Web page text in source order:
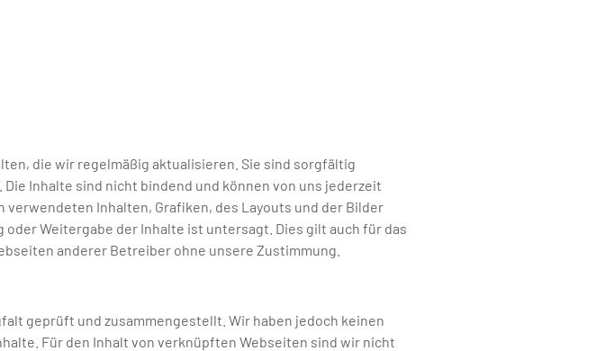
die wir regelmäßig aktualisieren. Sie sind sorgfältig
Inhalte sind nicht bindend und können von uns jederzeit
Inhalten, Grafiken, des Layouts und der Bilder
Weitergabe der Inhalte ist untersagt. Dies gilt auch für das
anderer Betreiber ohne unsere Zustimmung.
geprüft und zusammengestellt. Wir haben jedoch keinen
Für den Inhalt von verknüpften Webseiten sind wir nicht